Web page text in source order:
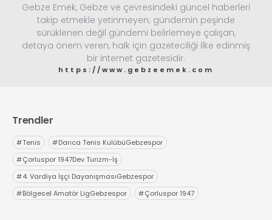
Gebze Emek, Gebze ve çevresindeki güncel haberleri
takip etmekle yetinmeyen; gündemin peşinde
sürüklenen değil gündemi belirlemeye çalışan,
detaya önem veren, halk için gazeteciliği ilke edinmiş
bir internet gazetesidir.
https://www.gebzeemek.com
Trendler
#Tenis #Darıca Tenis KulübüGebzespor
#Çorluspor 1947Dev Turizm-İş
#4. Vardiya İşçi DayanışmasıGebzespor
#Bölgesel Amatör LigGebzespor #Çorluspor 1947